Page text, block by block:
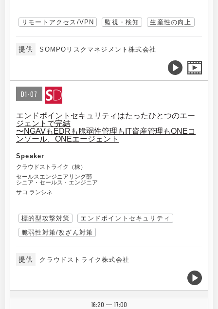
リモートアクセス/VPN 監視・検知 生産性の向上
提供 SOMPOリスクマネジメント株式会社
D1-07
エンドポイントセキュリティはたったひとつのエー
ジェントで完結
〜NGAVもEDRも脆弱性管理もIT資産管理もONEコ
ンソール、ONEエージェント
Speaker
クラウドストライク（株）
セールスエンジニアリング部
シニア・セールス・エンジニア
サコ ランシネ
標的型攻撃対策
エンドポイントセキュリティ
脆弱性対策/改ざん対策
提供 クラウドストライク株式会社
16:20 | 17:00